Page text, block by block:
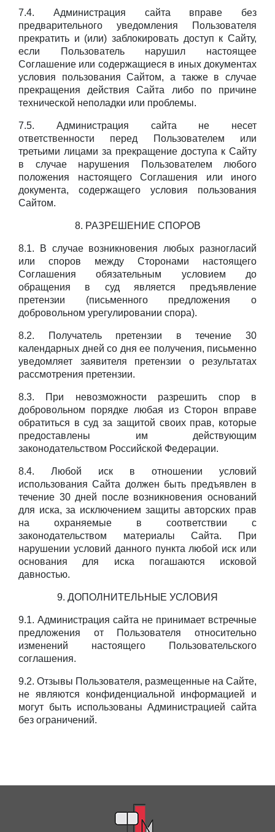
7.4. Администрация сайта вправе без
предварительного уведомления Пользователя
прекратить и (или) заблокировать доступ к Сайту,
если Пользователь нарушил настоящее
Соглашение или содержащиеся в иных документах
условия пользования Сайтом, а также в случае
прекращения действия Сайта либо по причине
технической неполадки или проблемы.
7.5. Администрация сайта не несет
ответственности перед Пользователем или
третьими лицами за прекращение доступа к Сайту
в случае нарушения Пользователем любого
положения настоящего Соглашения или иного
документа, содержащего условия пользования
Сайтом.
8. РАЗРЕШЕНИЕ СПОРОВ
8.1. В случае возникновения любых разногласий
или споров между Сторонами настоящего
Соглашения обязательным условием до
обращения в суд является предъявление
претензии (письменного предложения о
добровольном урегулировании спора).
8.2. Получатель претензии в течение 30
календарных дней со дня ее получения, письменно
уведомляет заявителя претензии о результатах
рассмотрения претензии.
8.3. При невозможности разрешить спор в
добровольном порядке любая из Сторон вправе
обратиться в суд за защитой своих прав, которые
предоставлены им действующим
законодательством Российской Федерации.
8.4. Любой иск в отношении условий
использования Сайта должен быть предъявлен в
течение 30 дней после возникновения оснований
для иска, за исключением защиты авторских прав
на охраняемые в соответствии с
законодательством материалы Сайта. При
нарушении условий данного пункта любой иск или
основания для иска погашаются исковой
давностью.
9. ДОПОЛНИТЕЛЬНЫЕ УСЛОВИЯ
9.1. Администрация сайта не принимает встречные
предложения от Пользователя относительно
изменений настоящего Пользовательского
соглашения.
9.2. Отзывы Пользователя, размещенные на Сайте,
не являются конфиденциальной информацией и
могут быть использованы Администрацией сайта
без ограничений.